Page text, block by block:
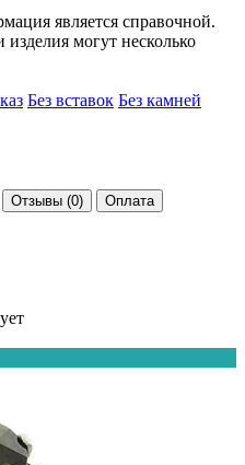
является справочной.
могут несколько
Без вставок Без камней
Отзывы (0)
Оплата